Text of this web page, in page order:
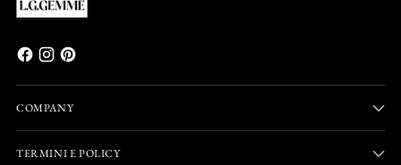
COMPANY
TERMINI E POLICY